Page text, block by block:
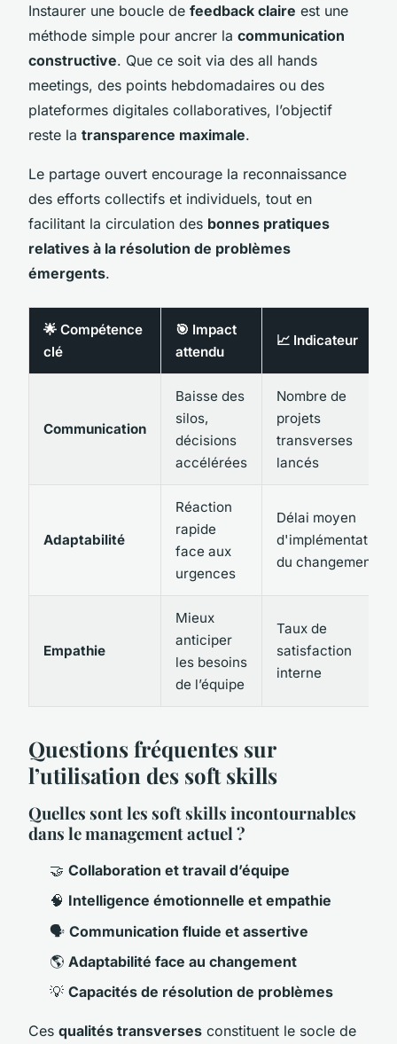
Instaurer une boucle de feedback claire est une
méthode simple pour ancrer la communication
constructive. Que ce soit via des all hands
meetings, des points hebdomadaires ou des
plateformes digitales collaboratives, l’objectif
reste la transparence maximale.
Le partage ouvert encourage la reconnaissance
des efforts collectifs et individuels, tout en
facilitant la circulation des bonnes pratiques
relatives à la résolution de problèmes
émergents.
🌟 Compétence
clé
🎯 Impact
attendu
📈 Indicateur
Communication
Baisse des
silos,
décisions
accélérées
Nombre de
projets
transverses
lancés
Adaptabilité
Réaction
rapide
face aux
urgences
Délai moyen
d'implémentation
du changement
Empathie
Mieux
anticiper
les besoins
de l’équipe
Taux de
satisfaction
interne
Questions fréquentes sur
l’utilisation des soft skills
Quelles sont les soft skills incontournables
dans le management actuel ?
🤝 Collaboration et travail d’équipe
🧠 Intelligence émotionnelle et empathie
🗣 Communication fluide et assertive
🌎 Adaptabilité face au changement
💡 Capacités de résolution de problèmes
Ces qualités transverses constituent le socle de